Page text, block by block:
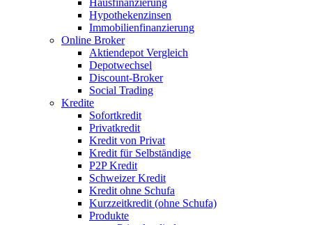
Hausfinanzierung
Hypothekenzinsen
Immobilienfinanzierung
Online Broker
Aktiendepot Vergleich
Depotwechsel
Discount-Broker
Social Trading
Kredite
Sofortkredit
Privatkredit
Kredit von Privat
Kredit für Selbständige
P2P Kredit
Schweizer Kredit
Kredit ohne Schufa
Kurzzeitkredit (ohne Schufa)
Produkte